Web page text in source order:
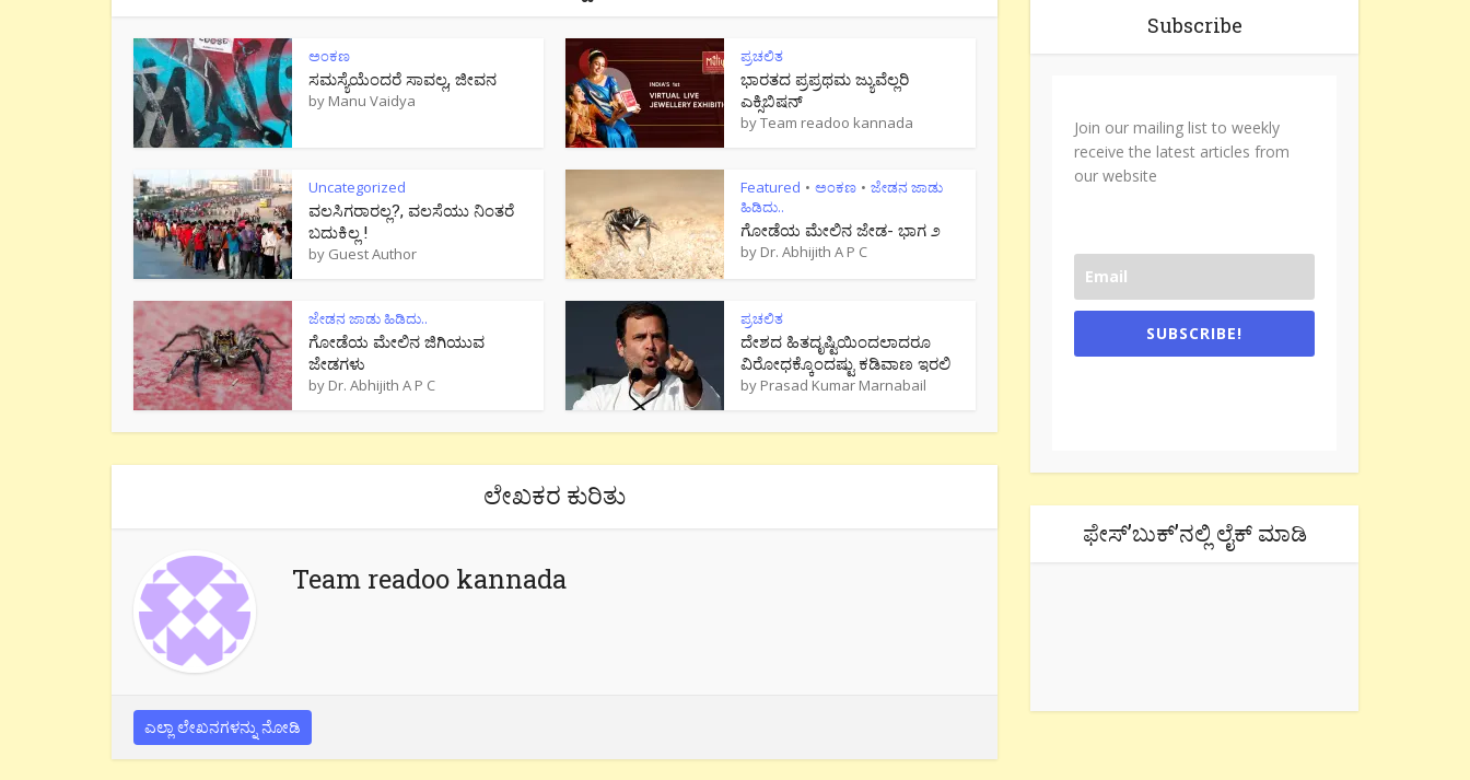
ಅಂಕಣ
ಸಮಸ್ಯೆಯೆಂದರೆ ಸಾವಲ್ಲ, ಜೀವನ
by Manu Vaidya
ಪ್ರಚಲಿತ
ಭಾರತದ ಪ್ರಪ್ರಥಮ ಜ್ಯುವೆಲ್ಲರಿ
ಎಕ್ಸಿಬಿಷನ್
byTeam readoo kannada
Uncategorized
ವಲಸಿಗರಾರಲ್ಲ?, ವಲಸೆಯು ನಿಂತರೆ
ಬದುಕಿಲ್ಲ !
by Guest Author
Featured • ಅಂಕಣ • ಜೇಡನ ಜಾಡು
ಹಿಡಿದು..
ಗೋಡೆಯ ಮೇಲಿನ ಜೇಡ- ಭಾಗ ೨
by Dr. Abhijith A P C
ಜೇಡನ ಜಾಡು ಹಿಡಿದು..
ಗೋಡೆಯ ಮೇಲಿನ ಜಿಗಿಯುವ
ಜೇಡಗಳು
by Dr. Abhijith A P C
ಪ್ರಚಲಿತ
ದೇಶದ ಹಿತದೃಷ್ಟಿಯಿಂದಲಾದರೂ
ವಿರೋಧಕ್ಕೊಂದಷ್ಟು ಕಡಿವಾಣ ಇರಲಿ
by Prasad Kumar Marnabail
ಲೇಖಕರ ಕುರಿತು
Team readoo kannada
ಎಲ್ಲಾ ಲೇಖನಗಳನ್ನು ನೋಡಿ
Subscribe
Join our mailing list to weekly
receive the latest articles from
our website
SUBSCRIBE!
ಫೇಸ್’ಬುಕ್’ನಲ್ಲಿ ಲೈಕ್ ಮಾಡಿ